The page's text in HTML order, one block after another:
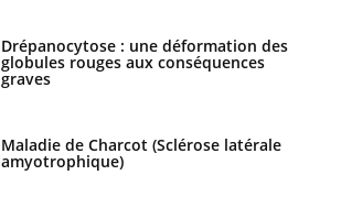
Drépanocytose : une déformation des
globules rouges aux conséquences
graves
Maladie de Charcot (Sclérose latérale
amyotrophique)